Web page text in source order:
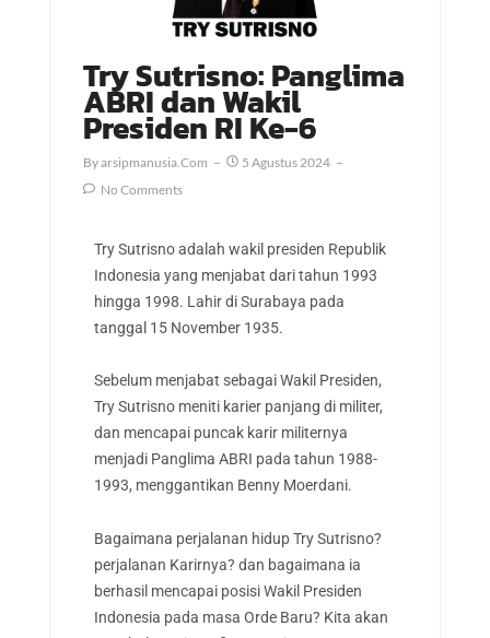
Try Sutrisno: Panglima
ABRI dan Wakil
Presiden RI Ke-6
ByArsipmanusia.com
5 Agustus 2024
No Comments
Try Sutrisno adalah wakil presiden Republik
Indonesia yang menjabat dari tahun 1993
hingga 1998. Lahir di Surabaya pada
tanggal 15 November 1935.
Sebelum menjabat sebagai Wakil Presiden,
Try Sutrisno meniti karier panjang di militer,
dan mencapai puncak karir militernya
menjadi Panglima ABRI pada tahun 1988-
1993, menggantikan Benny Moerdani.
Bagaimana perjalanan hidup Try Sutrisno?
perjalanan Karirnya? dan bagaimana ia
berhasil mencapai posisi Wakil Presiden
Indonesia pada masa Orde Baru? Kita akan